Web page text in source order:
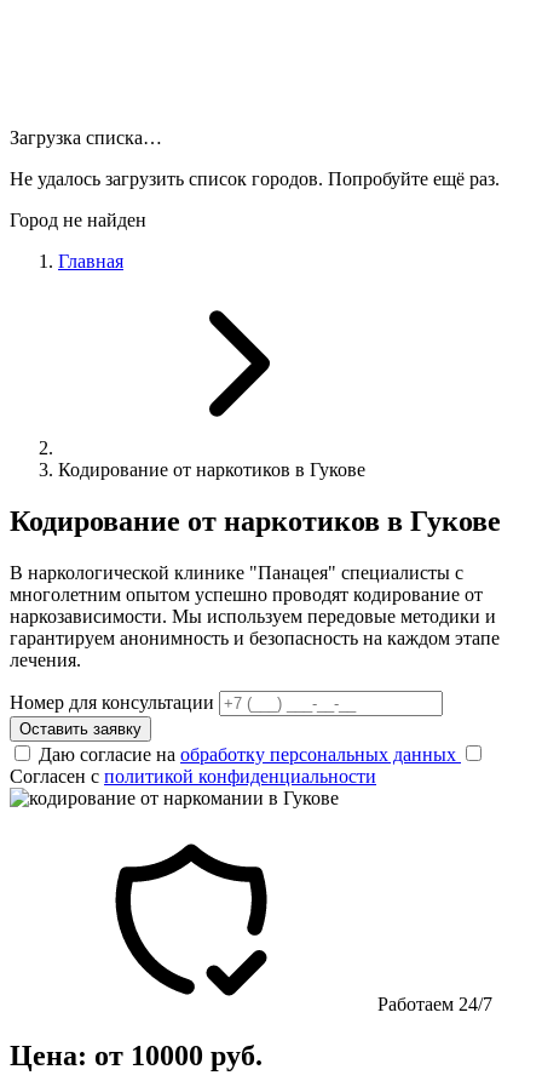
Загрузка списка…
Не удалось загрузить список городов. Попробуйте ещё раз.
Город не найден
Главная
Кодирование от наркотиков в Гукове
Кодирование от наркотиков в Гукове
В наркологической клинике "Панацея" специалисты с
многолетним опытом успешно проводят кодирование от
наркозависимости. Мы используем передовые методики и
гарантируем анонимность и безопасность на каждом этапе
лечения.
Номер для консультации
Оставить заявку
Даю согласие на обработку персональных данных
Согласен с политикой конфиденциальности
Работаем 24/7
Цена: от 10000 руб.